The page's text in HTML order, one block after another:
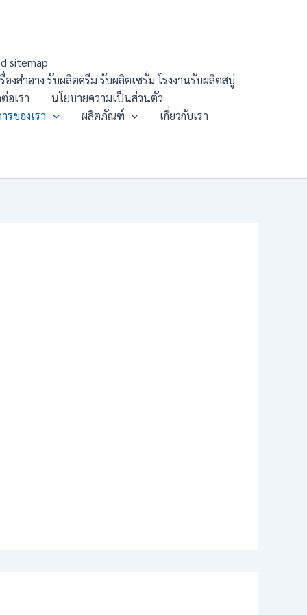
sitemap
องสำอาง รับผลิตครีม รับผลิตเซรั่ม โรงงานรับผลิตสบู่
อเรา
นโยบายความเป็นส่วนตัว
รของเรา
ผลิตภัณฑ์ เกี่ยวกับเรา